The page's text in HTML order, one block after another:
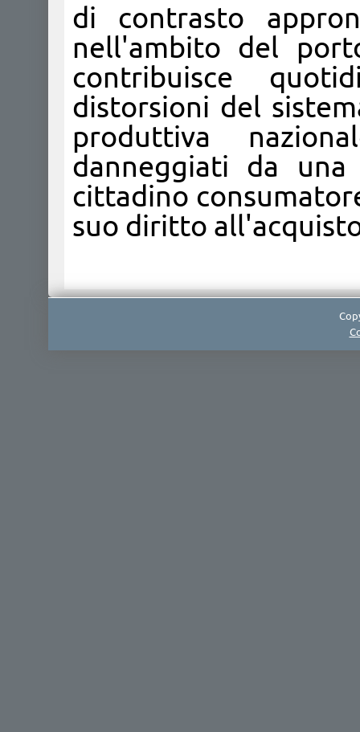
di contrasto
nell'ambito del
contribuisce
distorsioni del
produttiva
danneggiati da
cittadino
suo diritto